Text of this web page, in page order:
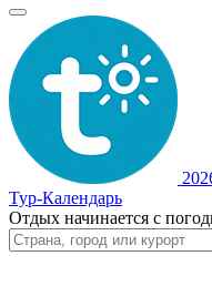
Тур-Календарь
Отдых начинается с